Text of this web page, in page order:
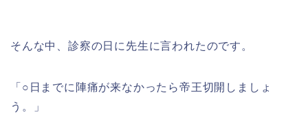
そんな中、診察の日に先生に言われたのです。
「○日までに陣痛が来なかったら帝王切開しましょ
う。」